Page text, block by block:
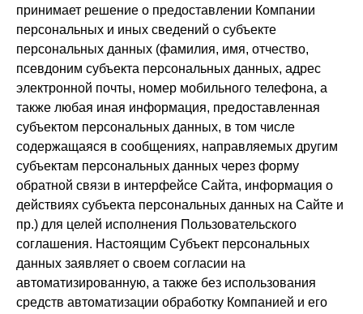
принимает решение о предоставлении Компании
персональных и иных сведений о субъекте
персональных данных (фамилия, имя, отчество,
псевдоним субъекта персональных данных, адрес
электронной почты, номер мобильного телефона, а
также любая иная информация, предоставленная
субъектом персональных данных, в том числе
содержащаяся в сообщениях, направляемых другим
субъектам персональных данных через форму
обратной связи в интерфейсе Сайта, информация о
действиях субъекта персональных данных на Сайте и
пр.) для целей исполнения Пользовательского
соглашения. Настоящим Субъект персональных
данных заявляет о своем согласии на
автоматизированную, а также без использования
средств автоматизации обработку Компанией и его